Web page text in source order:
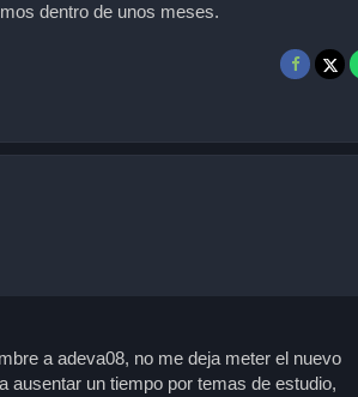
dentro de unos meses.
a adeva08, no me deja meter el nuevo
ausentar un tiempo por temas de estudio,